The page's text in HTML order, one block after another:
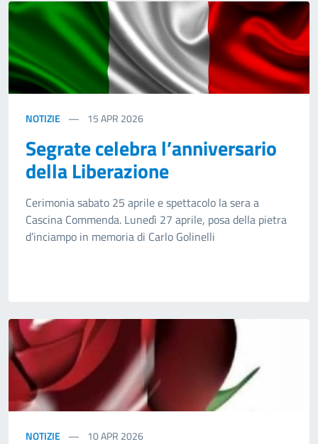
NOTIZIE 15APR 2026
Segrate celebra l’anniversario
della Liberazione
Cerimonia sabato 25 aprile e spettacolo la sera a
Cascina Commenda. Lunedì 27 aprile, posa della pietra
d’inciampo in memoria di Carlo Golinelli
NOTIZIE 10APR 2026